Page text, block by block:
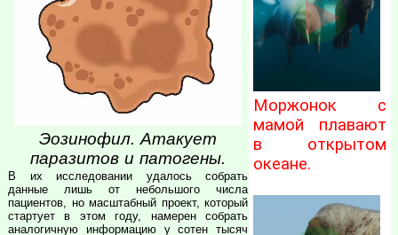
Эозинофил. Атакует
паразитов и патогены.
В их исследовании удалось собрать
данные лишь от небольшого числа
пациентов, но масштабный проект, который
стартует в этом году, намерен собрать
аналогичную информацию у сотен тысяч
Моржонок с
мамой плавают
в открытом
океане.